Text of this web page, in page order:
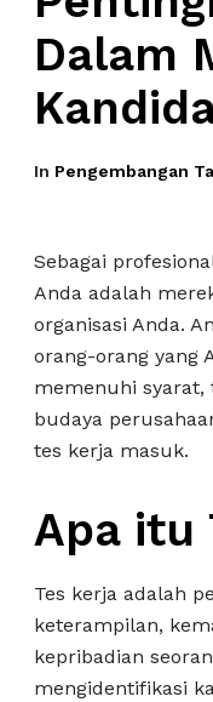
Dalam
In Pengembangan
Sebagai
Anda adalah
organisasi Anda.
orang-orang yang
memenuhi syarat,
budaya
tes kerja masuk.
Apa itu
Tes kerja adalah
keterampilan,
kepribadian
mengidentifikasi